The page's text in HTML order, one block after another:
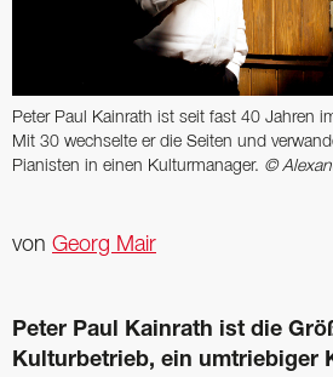
Peter Paul Kainrath ist seit fast 40 Jahren
Mit 30 wechselte er die Seiten und
Pianisten in einen Kulturmanager. ©
von Georg Mair
Peter Paul Kainrath ist die
Kulturbetrieb, ein umtriebiger